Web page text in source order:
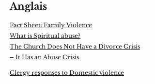
Anglais
Fact Sheet: Family Violence
What is Spiritual abuse?
The Church Does Not Have a Divorce Crisis
– It Has an Abuse Crisis
Clergy responses to Domestic violence